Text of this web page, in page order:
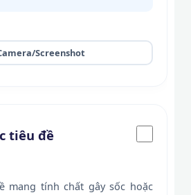
Screenshot
tiêu đề
mang tính chất gây sốc hoặc